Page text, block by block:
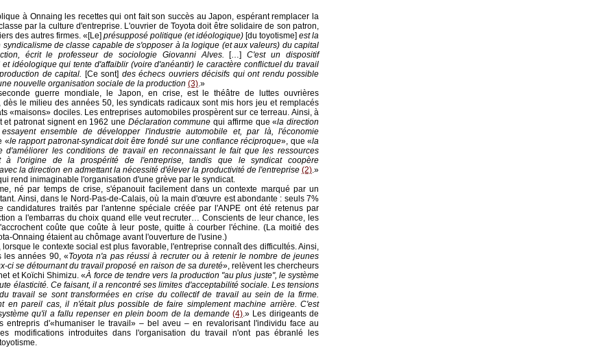
à Onnaing les recettes qui ont fait son succès au Japon, espérant remplacer la
par la culture d'entreprise. L'ouvrier de Toyota doit être solidaire de son patron,
des autres firmes. «[Le] présupposé politique (et idéologique) [du toyotisme] est la
syndicalisme de classe capable de s'opposer à la logique (et aux valeurs) du capital
écrit le professeur de sociologie Giovanni Alves. […]
C'est un dispositif
idéologique qui tente d'affaiblir (voire d'anéantir) le caractère conflictuel du travail
de capital. [Ce sont] des échecs ouvriers décisifs qui ont rendu possible
nouvelle organisation sociale de la production (3).»
guerre mondiale, le Japon, en crise, est le théâtre de luttes ouvrières
dès le milieu des années 50, les syndicats radicaux sont mis hors jeu et remplacés
«maisons» dociles. Les entreprises automobiles prospèrent sur ce terreau. Ainsi, à
et patronat signent en 1962 une Déclaration commune qui affirme que «la direction
ensemble de développer l'industrie automobile et, par là, l'économie
«le rapport patronat-syndicat doit être fondé sur une confiance réciproque», que «la
d'améliorer les conditions de travail en reconnaissant le fait que les ressources
à l'origine de la prospérité de l'entreprise, tandis que le syndicat coopère
la direction en admettant la nécessité d'élever la productivité de l'entreprise (2).»
rend inimaginable l'organisation d'une grève par le syndicat.
né par temps de crise, s'épanouit facilement dans un contexte marqué par un
Ainsi, dans le Nord-Pas-de-Calais, où la main d'œuvre est abondante : seuls 7%
candidatures traités par l'antenne spéciale créée par l'ANPE ont été retenus par
a l'embarras du choix quand elle veut recruter… Conscients de leur chance, les
coûte que coûte à leur poste, quitte à courber l'échine. (La moitié des
Onnaing étaient au chômage avant l'ouverture de l'usine.)
lorsque le contexte social est plus favorable, l'entreprise connaît des difficultés. Ainsi,
les années 90, «Toyota n'a pas réussi à recruter ou à retenir le nombre de jeunes
ci se détournant du travail proposé en raison de sa dureté», relèvent les chercheurs
et Koïchi Shimizu. «À force de tendre vers la production "au plus juste", le système
élasticité. Ce faisant, il a rencontré ses limites d'acceptabilité sociale. Les tensions
travail se sont transformées en crise du collectif de travail au sein de la firme.
en pareil cas, il n'était plus possible de faire simplement machine arrière. C'est
qu'il a fallu repenser en plein boom de la demande (4).» Les dirigeants de
entrepris d'«humaniser le travail» – bel aveu – en revalorisant l'individu face au
modifications introduites dans l'organisation du travail n'ont pas ébranlé les